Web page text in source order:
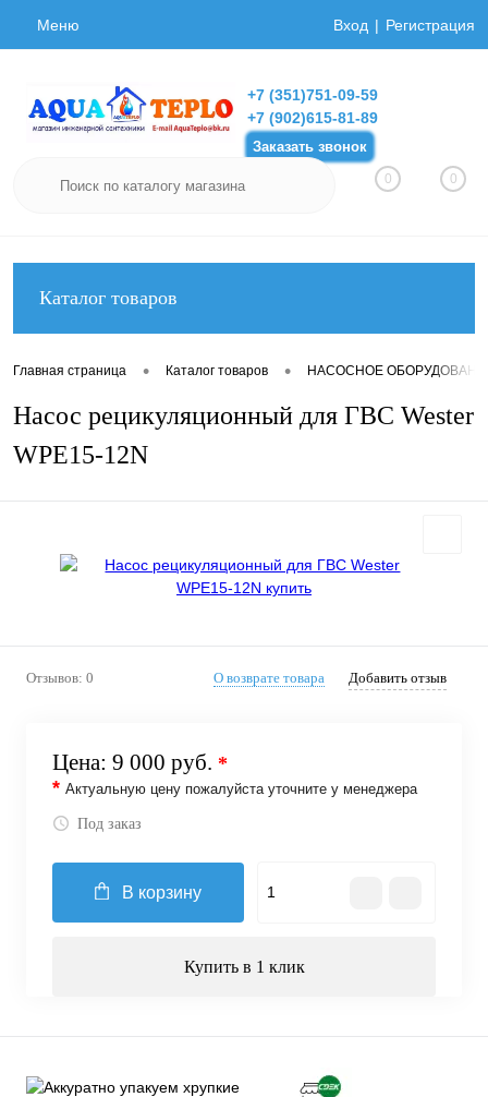
Меню Вход Регистрация
+7 (351)751-09-59
+7 (902)615-81-89
Заказать звонок
0 0
Каталог товаров
Главная страница • Каталог товаров • НАСОСНОЕ
Насос рецикуляционный для ГВС Wester
WPE15-12N
Отзывов: 0 О возврате товара Добавить отзыв
Цена: 9 000 руб. *
* Актуальную цену пожалуйста уточните у менеджера
Под заказ
В корзину
Купить в 1 клик